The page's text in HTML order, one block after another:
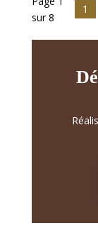
sur 8
1